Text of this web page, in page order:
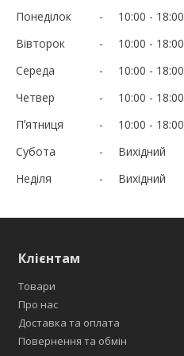
Понеділок 10:00
18:00
Вівторок
10:00
18:00
Середа
10:00
18:00
Четвер
10:00
18:00
Пʼятниця
10:00
18:00
Субота
Вихідний
Неділя
Вихідний
Клієнтам
Товари
Про нас
Доставка та оплата
Повернення та обмін